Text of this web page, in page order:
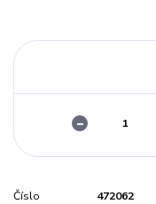
Číslo
472062